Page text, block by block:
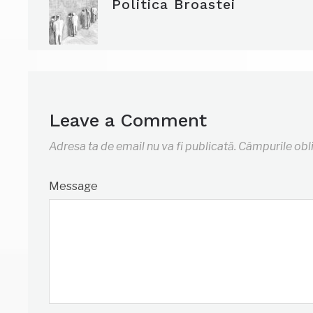
Politica Broastei
Leave a Comment
Adresa ta de email nu va fi publicată. Câmpurile
Message